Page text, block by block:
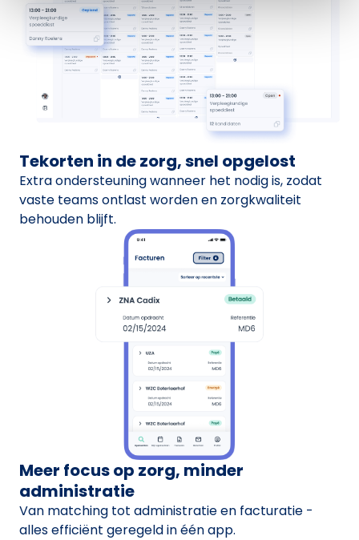
Tekorten in de zorg, snel opgelost
Extra ondersteuning wanneer het nodig is, zodat
vaste teams ontlast worden en zorgkwaliteit
behouden blijft.
Meer focus op zorg, minder
administratie
Van matching tot administratie en facturatie -
alles efficiënt geregeld in één app.